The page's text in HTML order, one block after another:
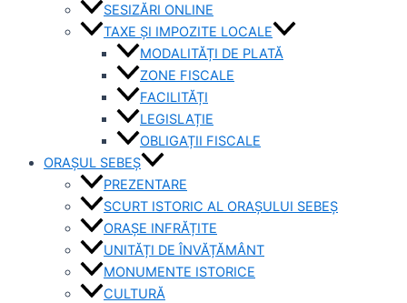
SESIZĂRI ONLINE
TAXE ȘI IMPOZITE LOCALE
MODALITĂȚI DE PLATĂ
ZONE FISCALE
FACILITĂȚI
LEGISLAȚIE
OBLIGAȚII FISCALE
ORAȘUL SEBEȘ
PREZENTARE
SCURT ISTORIC AL ORAȘULUI SEBEȘ
ORAȘE INFRĂȚITE
UNITĂȚI DE ÎNVĂȚĂMÂNT
MONUMENTE ISTORICE
CULTURĂ